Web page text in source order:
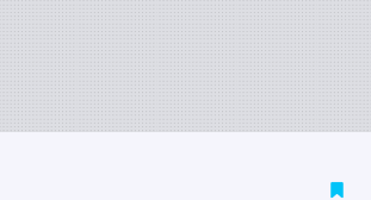
Petlove investe R$ 22 mi em ESG e obtém